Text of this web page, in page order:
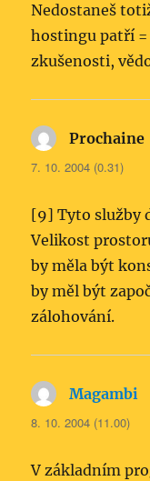
Nedostaneš
hostingu patří =
zkušenosti,
Prochaine
7. 10. 2004 (0.31)
[9] Tyto služby
Velikost
by měla být
by měl být
zálohování.
Magambi
8. 10. 2004 (11.00)
V základním